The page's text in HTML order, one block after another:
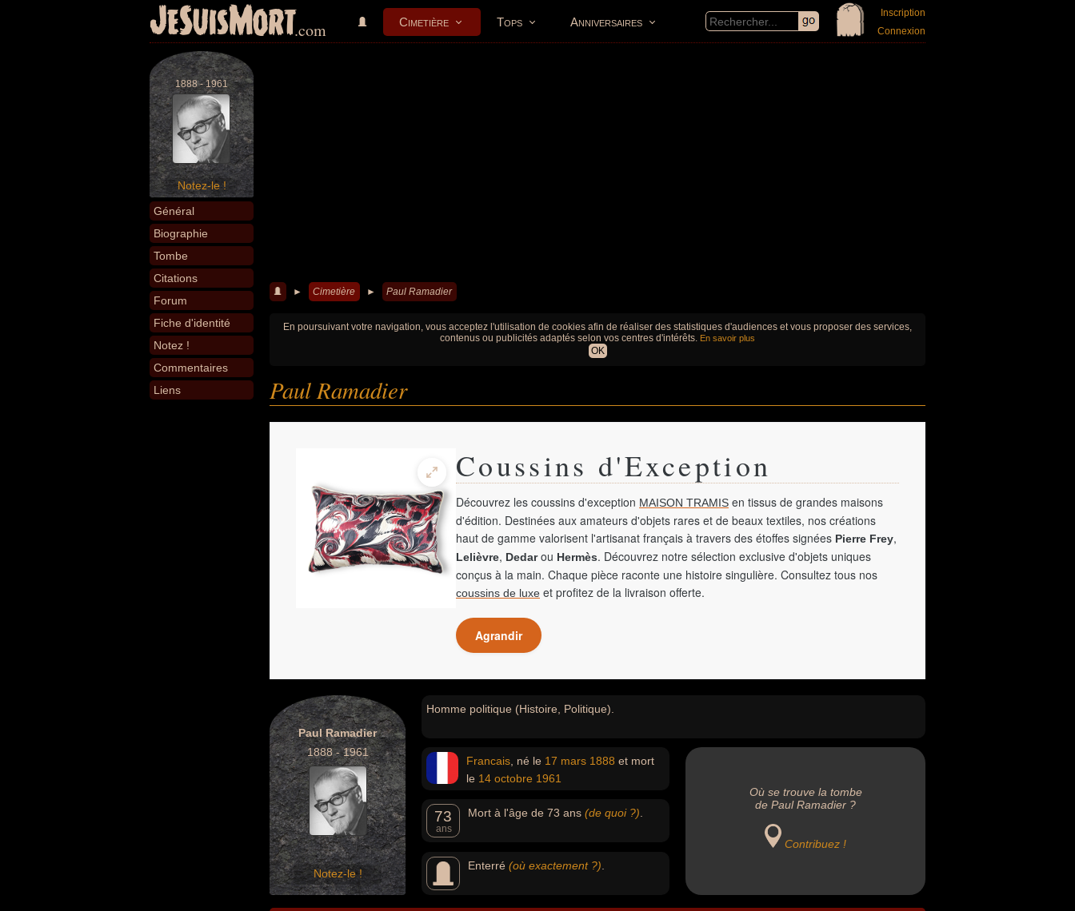
JeSuisMort.com Cimetière Tops Anniversaires
Inscription
Connexion
1888 - 1961
Notez-le !
Général
Biographie
Tombe
Citations
Forum
Fiche d'identité
Notez !
Commentaires
Liens
► Cimetière ► Paul Ramadier
En poursuivant votre navigation, vous acceptez l'utilisation de cookies afin de réaliser des statistiques d'audiences et vous proposer des services,
contenus ou publicités adaptés selon vos centres d'intérêts. En savoir plus
OK
Paul Ramadier
Coussins d'Exception
Découvrez les coussins d'exception MAISON TRAMIS en tissus de grandes maisons
d'édition. Destinées aux amateurs d'objets rares et de beaux textiles, nos créations
haut de gamme valorisent l'artisanat français à travers des étoffes signées Pierre Frey,
Lelièvre, Dedarou Hermès. Découvrez notre sélection exclusive d'objets uniques
conçus à la main. Chaque pièce raconte une histoire singulière. Consultez tous nos
coussins de luxe et profitez de la livraison offerte.
Agrandir
Paul Ramadier
1888 - 1961
Notez-le !
Homme politique (Histoire, Politique).
Francais , né le 17 mars 1888 et mort
le 14 octobre 1961
73
ans
Mort à l'âge de 73 ans (de quoi ?)
Enterré (où exactement ?)
Où se trouve la tombe
de Paul Ramadier ?
Contribuez !